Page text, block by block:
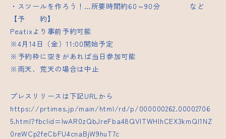
・スツールを作ろう！…所要時間約60～90分 など
【予 約】
Peatixより事前予約可能
※4月14日（金）11:00開始予定
※予約枠に空きがあれば当日参加可能
※雨天、荒天の場合は中止
プレスリリースは下記URLから
https://prtimes.jp/main/html/rd/p/000000262.00002706
5.html?fbclid=IwAR0zQbJreFba48QVITWHlhCEX3kmQI1NZ
0reWCp2feCbFU4cnaBjW9huT7c